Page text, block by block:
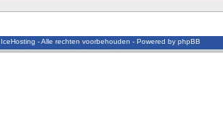
- Alle rechten voorbehouden - Powered by phpBB